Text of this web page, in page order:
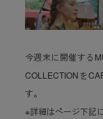
今週末に開催する
COLLECTIONを
す。
※詳細はページ下記